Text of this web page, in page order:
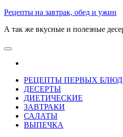
Skip
the
Рецепты на завтрак, обед и ужин
А так же вкусные и полезные
РЕЦЕПТЫ ПЕРВЫХ БЛЮД
ДЕСЕРТЫ
ДИЕТИЧЕСКИЕ
ЗАВТРАКИ
САЛАТЫ
ВЫПЕЧКА